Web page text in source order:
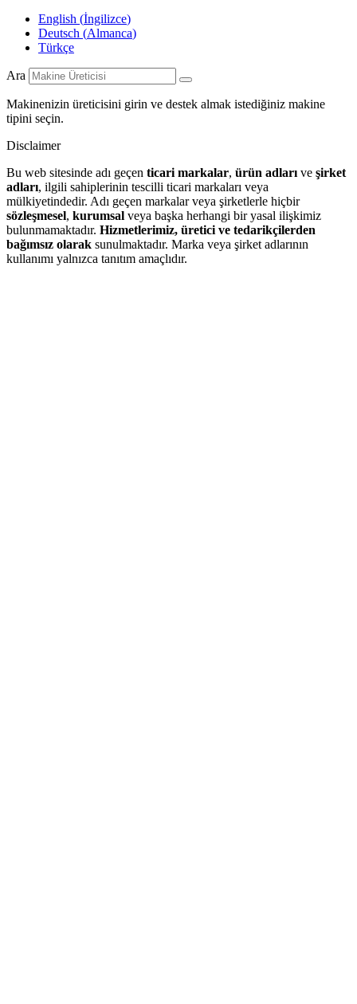
English (İngilizce)
Deutsch (Almanca)
Türkçe
Ara
Makinenizin üreticisini girin ve destek almak istediğiniz makine
tipini seçin.
Disclaimer
Bu web sitesinde adı geçen ticari markalar, ürün adları ve şirket
adları, ilgili sahiplerinin tescilli ticari markaları veya
mülkiyetindedir. Adı geçen markalar veya şirketlerle hiçbir
sözleşmesel, kurumsal veya başka herhangi bir yasal ilişkimiz
bulunmamaktadır. Hizmetlerimiz, üretici ve tedarikçilerden
bağımsız olarak sunulmaktadır. Marka veya şirket adlarının
kullanımı yalnızca tanıtım amaçlıdır.